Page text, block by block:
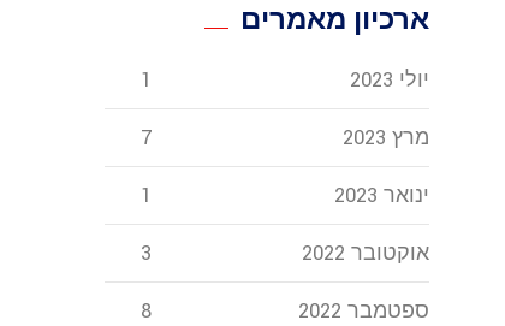
ארכיון מאמרים
יולי 2023 1
מרץ 2023 7
ינואר 2023 1
אוקטובר 2022 3
ספטמבר 2022 8